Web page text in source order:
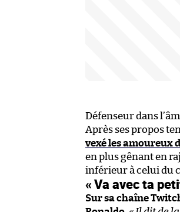
Défenseur dans
Après ses propos
vexé les amoureux
en plus gênant en
inférieur à celui du
« Va avec ta
Sur sa chaîne